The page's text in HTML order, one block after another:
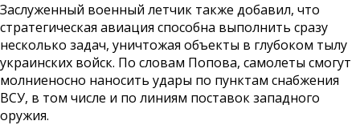
Заслуженный военный летчик также добавил, что
стратегическая авиация способна выполнить сразу
несколько задач, уничтожая объекты в глубоком тылу
украинских войск. По словам Попова, самолеты смогут
молниеносно наносить удары по пунктам снабжения
ВСУ, в том числе и по линиям поставок западного
оружия.